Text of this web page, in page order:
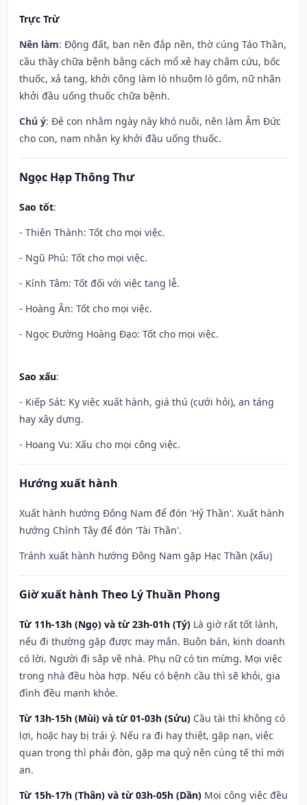
Trực Trừ
Nên làm: Động đất, ban nền đắp nền, thờ cúng Táo Thần,
cầu thầy chữa bệnh bằng cách mổ xẻ hay châm cứu, bốc
thuốc, xả tang, khởi công làm lò nhuộm lò gốm, nữ nhân
khởi đầu uống thuốc chữa bệnh.
Chú ý: Đẻ con nhằm ngày này khó nuôi, nên làm Âm Đức
cho con, nam nhân kỵ khởi đầu uống thuốc.
Ngọc Hạp Thông Thư
Sao tốt:
- Thiên Thành: Tốt cho mọi việc.
- Ngũ Phú: Tốt cho mọi việc.
- Kính Tâm: Tốt đối với việc tang lễ.
- Hoàng Ân: Tốt cho mọi việc.
- Ngọc Đường Hoàng Đạo: Tốt cho mọi việc.
Sao xấu:
- Kiếp Sát: Kỵ việc xuất hành, giá thú (cưới hỏi), an táng
hay xây dựng.
- Hoang Vu: Xấu cho mọi công việc.
Hướng xuất hành
Xuất hành hướng Đông Nam để đón 'Hỷ Thần'. Xuất hành
hướng Chính Tây để đón 'Tài Thần'.
Tránh xuất hành hướng Đông Nam gặp Hạc Thần (xấu)
Giờ xuất hành Theo Lý Thuần Phong
Từ 11h-13h (Ngọ) và từ 23h-01h (Tý) Là giờ rất tốt lành,
nếu đi thường gặp được may mắn. Buôn bán, kinh doanh
có lời. Người đi sắp về nhà. Phụ nữ có tin mừng. Mọi việc
trong nhà đều hòa hợp. Nếu có bệnh cầu thì sẽ khỏi, gia
đình đều mạnh khỏe.
Từ 13h-15h (Mùi) và từ 01-03h (Sửu) Cầu tài thì không có
lợi, hoặc hay bị trái ý. Nếu ra đi hay thiệt, gặp nạn, việc
quan trọng thì phải đòn, gặp ma quỷ nên cúng tế thì mới
an.
Từ 15h-17h (Thân) và từ 03h-05h (Dần) Mọi công việc đều